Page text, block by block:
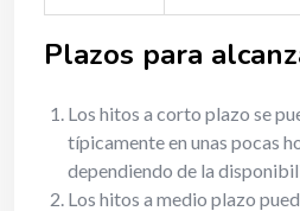
Plazos para
Los hitos a corto plazo se
típicamente en unas pocas
dependiendo de la
Los hitos a medio plazo